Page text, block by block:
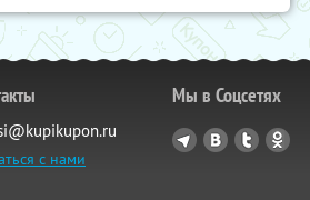
с нами
Мы в Соцсетях